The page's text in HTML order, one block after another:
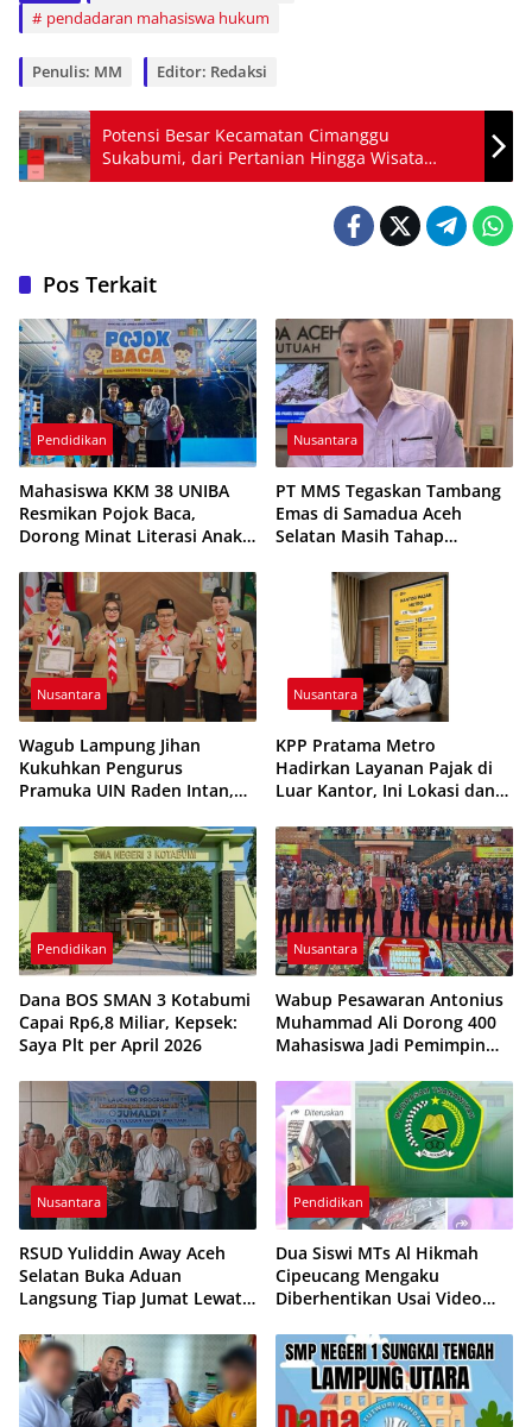
pendadaran mahasiswa hukum
Penulis: MM Editor: Redaksi
Potensi Besar Kecamatan Cimanggu
Sukabumi, dari Pertanian Hingga Wisata
Budaya
Pos Terkait
Pendidikan
Mahasiswa KKM 38 UNIBA
Resmikan Pojok Baca,
Dorong Minat Literasi Anak-
Nusantara
PT MMS Tegaskan Tambang
Emas di Samadua Aceh
Selatan Masih Tahap
Nusantara
Wagub Lampung Jihan
Kukuhkan Pengurus
Pramuka UIN Raden Intan,
Karakter Generasi Muda
Nusantara
KPP Pratama Metro
Hadirkan Layanan Pajak di
Luar Kantor, Ini Lokasi dan
Pendidikan
Dana BOS SMAN 3 Kotabumi
Capai Rp6,8 Miliar, Kepsek:
Saya Plt per April 2026
Nusantara
Wabup Pesawaran Antonius
Muhammad Ali Dorong 400
Mahasiswa Jadi Pemimpin
Nusantara
RSUD Yuliddin Away Aceh
Selatan Buka Aduan
Langsung Tiap Jumat Lewat
Pendidikan
Dua Siswi MTs Al Hikmah
Cipeucang Mengaku
Diberhentikan Usai Video
Penjelasan Sekolah